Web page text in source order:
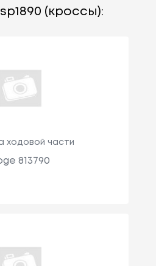
(кроссы):
ходовой части
813790